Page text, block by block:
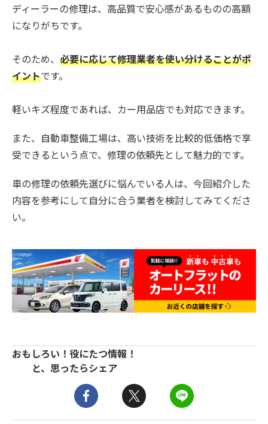
ディーラーの修理は、高品質で安心感があるものの高額
になりがちです。
そのため、 必要に応じて修理業者を使い分けることがポ
イントです。
軽いキズ程度であれば、カー用品店でも対応できます。
また、自動車整備工場は、高い技術を比較的低価格で享
受できるという点で、修理の依頼先として魅力的です。
車の修理の依頼先選びに悩んでいる人は、今回紹介した
内容を参考にして自分に合う業者を検討してみてくださ
い。
おもしろい！役にたつ情報！
と、思ったらシェア